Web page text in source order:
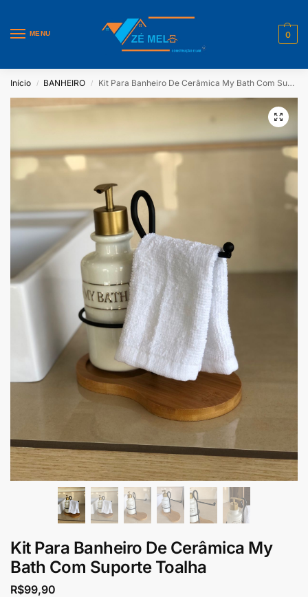
MENU 0
Início / BANHEIRO / Kit Para Banheiro De Cerâmica My Bath Com Suporte Toalha
Kit Para Banheiro De Cerâmica My
Bath Com Suporte Toalha
R$99,90